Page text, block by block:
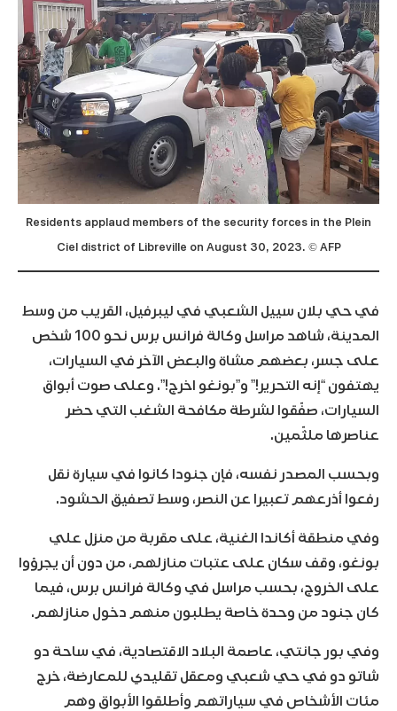
Residents applaud members of the security forces in the Plein
Ciel district of Libreville on August 30, 2023. © AFP
في حي بلان سييل الشعبي في ليبرفيل، القريب من وسط
المدينة، شاهد مراسل وكالة فرانس برس نحو 100 شخص
على جسر، بعضهم مشاة والبعض الآخر في السيارات،
يهتفون “إنه التحرير!” و”بونغو اخرج!”. وعلى صوت أبواق
السيارات، صفّقوا لشرطة مكافحة الشغب التي حضر
عناصرها ملثّمين.
وبحسب المصدر نفسه، فإن جنودا كانوا في سيارة نقل
رفعوا أذرعهم تعبيرا عن النصر، وسط تصفيق الحشود.
وفي منطقة أكاندا الغنية، على مقربة من منزل علي
بونغو، وقف سكان على عتبات منازلهم، من دون أن يجرؤوا
على الخروج، بحسب مراسل في وكالة فرانس برس، فيما
كان جنود من وحدة خاصة يطلبون منهم دخول منازلهم.
وفي بور جانتي، عاصمة البلاد الاقتصادية، في ساحة دو
شاتو دو في حي شعبي ومعقل تقليدي للمعارضة، خرج
مئات الأشخاص في سياراتهم وأطلقوا الأبواق وهم